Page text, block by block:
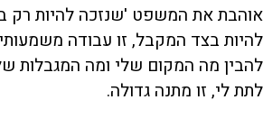
אוהבת את המשפט 'שנזכה להיות רק
להיות בצד המקבל, זו עבודה
להבין מה המקום שלי ומה המגבלות
לתת לי, זו מתנה גדולה.